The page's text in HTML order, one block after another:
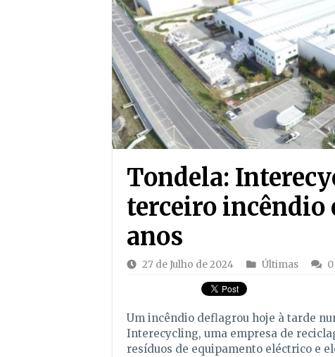
Tondela:
terceiro incêndio
anos
27 de Julho de 2024 Últimas
Um incêndio deflagrou hoje à tarde
Interecycling, uma empresa de
resíduos de equipamento eléctrico e